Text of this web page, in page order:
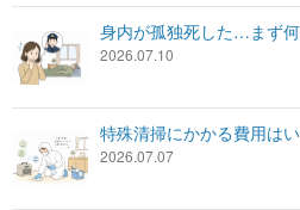
身内が孤独死した…まず
2026.07.10
特殊清掃にかかる費用は
2026.07.07